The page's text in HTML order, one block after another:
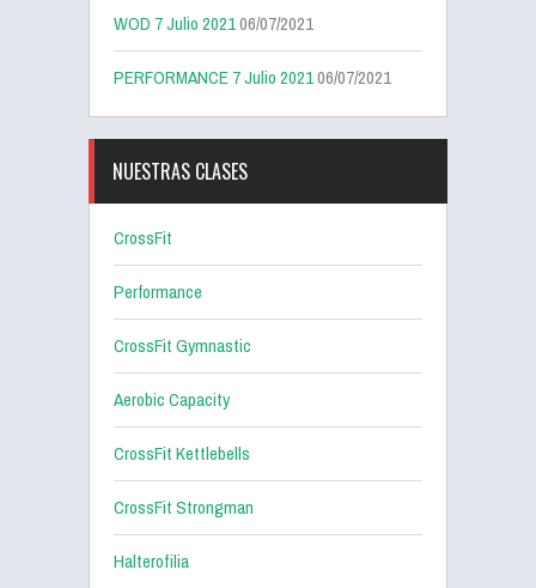
WOD 7 Julio 202106/07/2021
PERFORMANCE 7 Julio 202106/07/2021
NUESTRAS CLASES
CrossFit
Performance
CrossFit Gymnastic
Aerobic Capacity
CrossFit Kettlebells
CrossFit Strongman
Halterofilia